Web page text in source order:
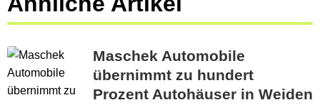
Maschek Automobile
übernimmt zu hundert
Prozent Autohäuser in Weiden